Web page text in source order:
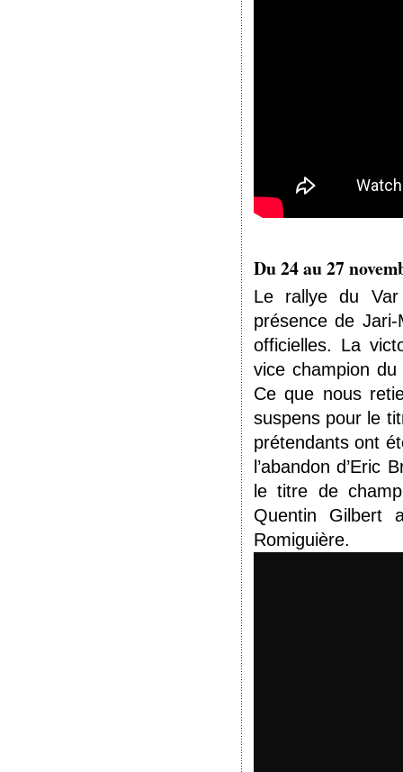
Du 24 au 27
Le rallye du
présence de
officielles. La
vice champion
Ce que nous
suspens pour le
prétendants ont
l’abandon
le titre de
Quentin Gilbert
Romiguière.